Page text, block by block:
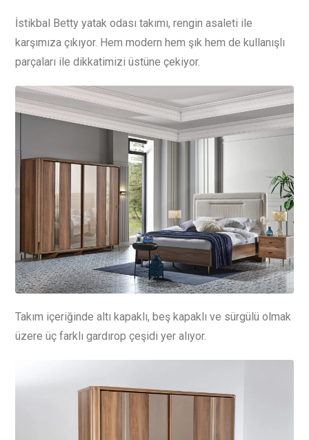
İstikbal Betty yatak odası takımı, rengin asaleti ile
karşımıza çıkıyor. Hem modern hem şık hem de kullanışlı
parçaları ile dikkatimizi üstüne çekiyor.
Takım içeriğinde altı kapaklı, beş kapaklı ve sürgülü olmak
üzere üç farklı gardırop çeşidi yer alıyor.